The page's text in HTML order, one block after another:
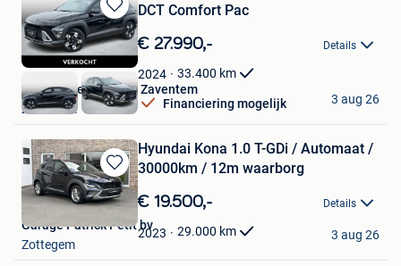
Bewaren
in
Mijn
Favorieten
DCT Comfort Pac
€ 27.990,- Details
2024 33.400 km
Financiering mogelijk
Van Mossel Hyundai Zaventem
Zaventem
3 aug 26
Bewaren
in
Mijn
Favorieten
Hyundai Kona 1.0 T-GDi / Automaat /
30000km / 12m waarborg
€ 19.500,- Details
2023 29.000 km
Garage Patrick Petit bv
Zottegem
3 aug 26